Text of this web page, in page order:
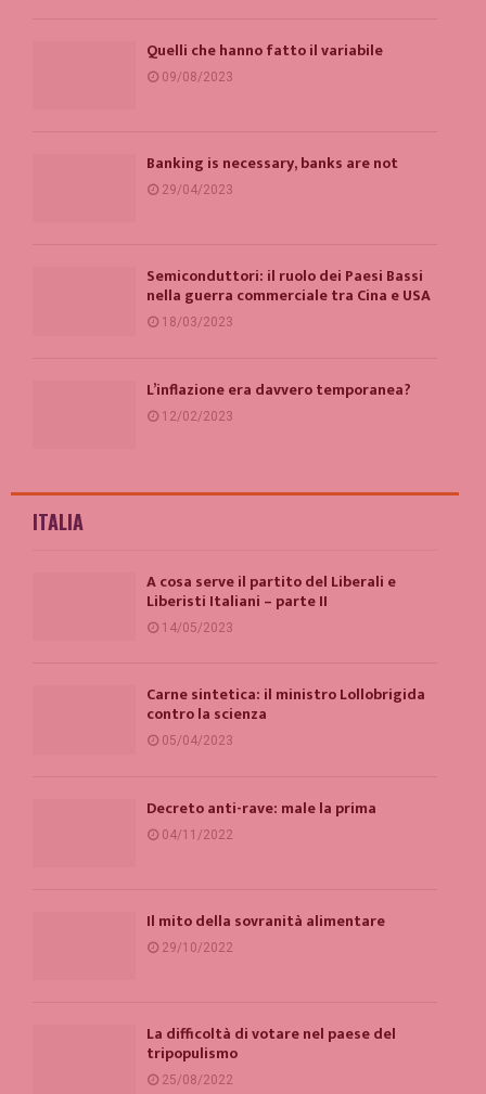
Quelli che hanno fatto il variabile
09/08/2023
Banking is necessary, banks are not
29/04/2023
Semiconduttori: il ruolo dei Paesi Bassi
nella guerra commerciale tra Cina e USA
18/03/2023
L’inflazione era davvero temporanea?
12/02/2023
ITALIA
A cosa serve il partito del Liberali e
Liberisti Italiani – parte II
14/05/2023
Carne sintetica: il ministro Lollobrigida
contro la scienza
05/04/2023
Decreto anti-rave: male la prima
04/11/2022
Il mito della sovranità alimentare
29/10/2022
La difficoltà di votare nel paese del
tripopulismo
25/08/2022